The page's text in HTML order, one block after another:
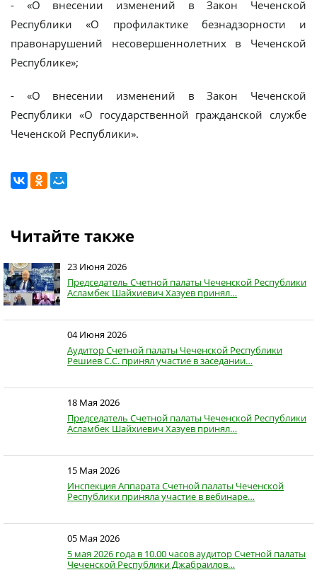
- «О внесении изменений в Закон Чеченской
Республики «О профилактике безнадзорности и
правонарушений несовершеннолетних в Чеченской
Республике»;
- «О внесении изменений в Закон Чеченской
Республики «О государственной гражданской службе
Чеченской Республики».
Читайте также
23 Июня 2026
Председатель Счетной палаты Чеченской Республики
Асламбек Шайхиевич Хазуев принял…
04 Июня 2026
Аудитор Счетной палаты Чеченской Республики
Решиев С.С. принял участие в заседании…
18 Мая 2026
Председатель Счетной палаты Чеченской Республики
Асламбек Шайхиевич Хазуев принял…
15 Мая 2026
Инспекция Аппарата Счетной палаты Чеченской
Республики приняла участие в вебинаре…
05 Мая 2026
5 мая 2026 года в 10.00 часов аудитор Счетной палаты
Чеченской Республики Джабраилов…